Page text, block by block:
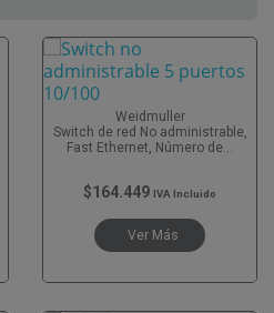
Weidmuller
Switch de red No administrable,
Fast Ethernet, Número de...
$164.449 IVA Incluido
Ver Más